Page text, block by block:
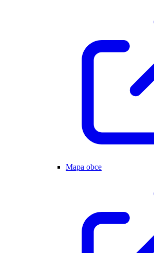
Mapa obce